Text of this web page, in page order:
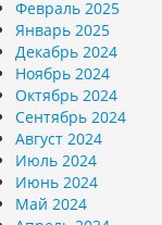
Февраль 2025
Январь 2025
Декабрь 2024
Ноябрь 2024
Октябрь 2024
Сентябрь 2024
Август 2024
Июль 2024
Июнь 2024
Май 2024